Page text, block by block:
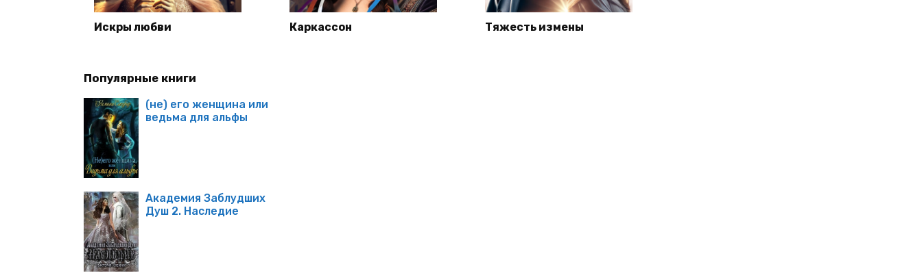
Искры любви Каркассон Тяжесть измены
Популярные книги
(не) его женщина или
ведьма для альфы
Академия Заблудших
Душ 2. Наследие